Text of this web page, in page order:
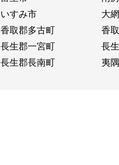
いすみ市
大
香取郡多古町
香
長生郡一宮町
長
長生郡長南町
夷